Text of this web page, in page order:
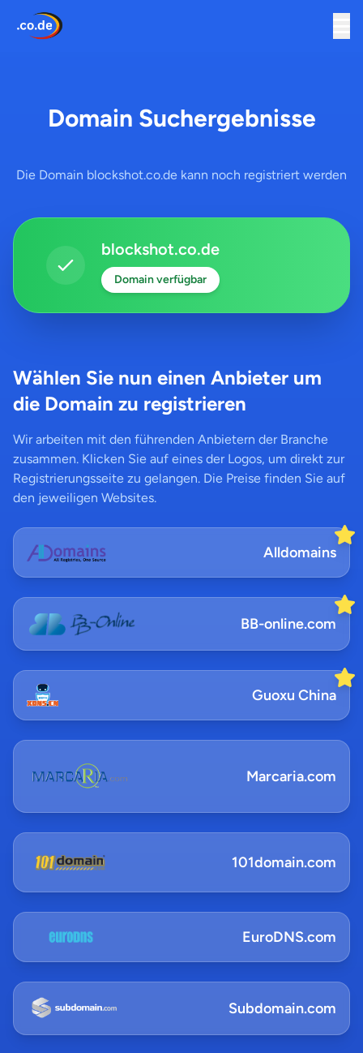
Domain Suchergebnisse
Die Domain blockshot.co.de kann noch registriert werden
blockshot.co.de
Domain verfügbar
Wählen Sie nun einen Anbieter um
die Domain zu registrieren
Wir arbeiten mit den führenden Anbietern der Branche
zusammen. Klicken Sie auf eines der Logos, um direkt zur
Registrierungsseite zu gelangen. Die Preise finden Sie auf
den jeweiligen Websites.
Alldomains
BB-online.com
Guoxu China
Marcaria.com
101domain.com
EuroDNS.com
Subdomain.com